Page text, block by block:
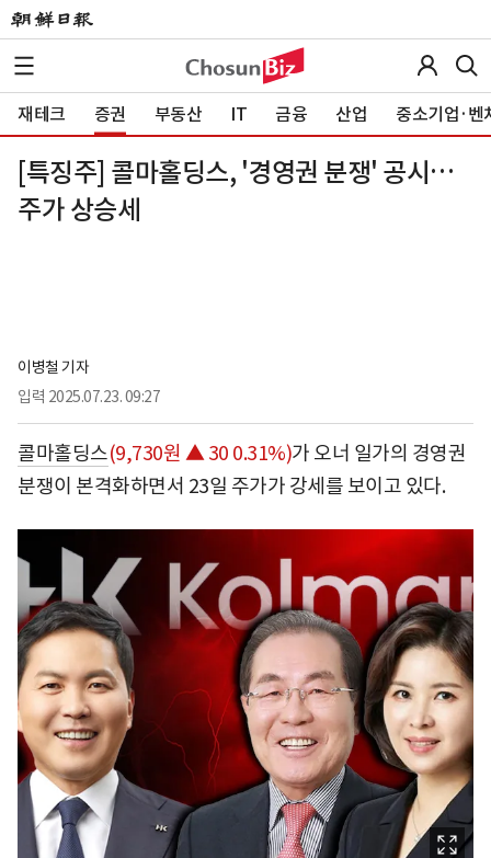
재테크 증권 부동산 IT 금융 산업 중소기업·벤
[특징주] 콜마홀딩스, '경영권 분쟁' 공시…
주가 상승세
이병철 기자
입력 2025.07.23. 09:27
콜마홀딩스(9,730원 ▲ 30 0.31%)가 오너 일가의 경영권
분쟁이 본격화하면서 23일 주가가 강세를 보이고 있다.